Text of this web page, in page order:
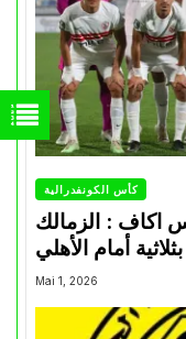
كأس الكونفدرالية
اكاف : الزمالك
Mai 1, 2026